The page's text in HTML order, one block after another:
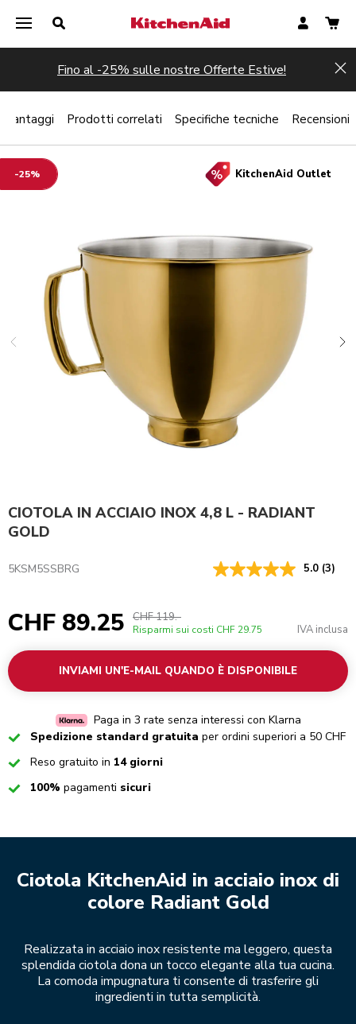
Fino al -25% sulle nostre Offerte Estive!
-25% KitchenAid Outlet
CIOTOLA IN ACCIAIO INOX 4,8 L - RADIANT
GOLD
5KSM5SSBRG 5.0 (3)
CHF 89.25 CHF 119.-
Risparmi sui costi CHF 29.75 IVA inclusa
INVIAMI UN'E-MAIL QUANDO È DISPONIBILE
Paga in 3 rate senza interessi con Klarna
CheckedSpedizione standard gratuita per ordini superiori a 50 CHF
CheckedReso gratuito in 14 giorni
Checked
100% pagamenti sicuri
Ciotola KitchenAid in acciaio inox di
colore Radiant Gold
Realizzata in acciaio inox resistente ma leggero, questa
splendida ciotola dona un tocco elegante alla tua cucina.
La comoda impugnatura ti consente di trasferire gli
ingredienti in tutta semplicità.
Vantaggi Prodotti correlati Specifiche tecniche Recensioni